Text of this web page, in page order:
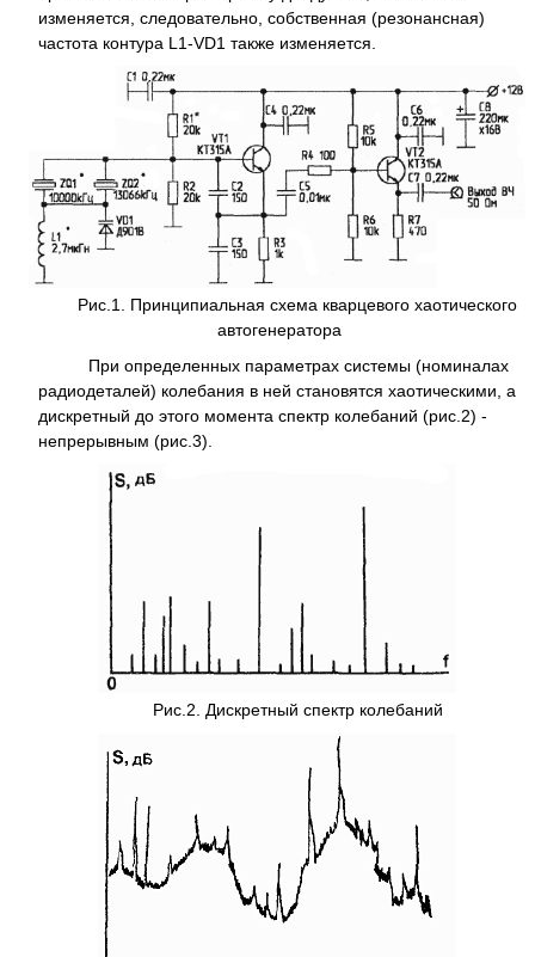
изменяется, следовательно, собственная (резонансная)
частота контура L1-VD1 также изменяется.
Рис.1. Принципиальная схема кварцевого хаотического
автогенератора
При определенных параметрах системы (номиналах
радиодеталей) колебания в ней становятся хаотическими, а
дискретный до этого момента спектр колебаний (рис.2) -
непрерывным (рис.3).
Рис.2. Дискретный спектр колебаний